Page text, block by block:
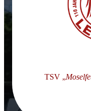
TSV „